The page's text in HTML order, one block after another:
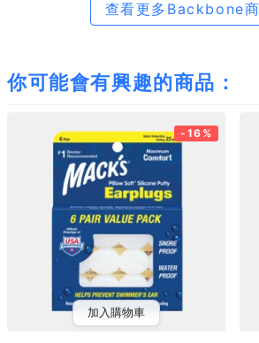
查看更多Backbone
你可能會有興趣的商品：
-16%
加入購物車